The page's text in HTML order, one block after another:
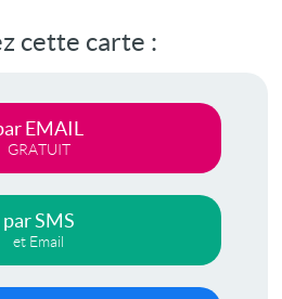
vidéo
cette carte :
EMAIL
GRATUIT
par SMS
et Email